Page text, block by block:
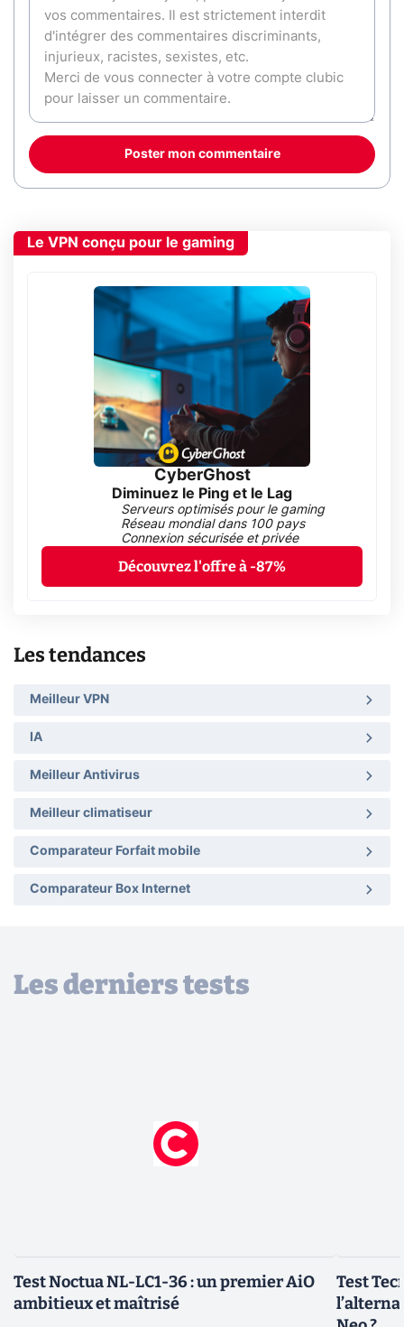
Poster mon commentaire
Le VPN conçu pour le gaming
CyberGhost
Diminuez le Ping et le Lag
Serveurs optimisés pour le gaming
Réseau mondial dans 100 pays
Connexion sécurisée et privée
Découvrez l'offre à -87%
Les tendances
Meilleur VPN
IA
Meilleur Antivirus
Meilleur climatiseur
Comparateur Forfait mobile
Comparateur Box Internet
Les derniers tests
Test Noctua NL-LC1-36 : un premier AiO
ambitieux et maîtrisé
Test